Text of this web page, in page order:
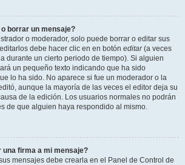
borrar un mensaje?
o moderador, solo puede borrar o editar sus
debe hacer clic en en botón editar(a veces
durante un cierto periodo de tiempo). Si alguien
un pequeño texto indicando que ha sido
lo ha sido. No aparece si fue un moderador o la
aunque la mayoría de las veces el editor deja su
de la edición. Los usuarios normales no podrán
de que alguien haya respondido al mismo.
una firma a mi mensaje?
mensajes debe crearla en el Panel de Control de